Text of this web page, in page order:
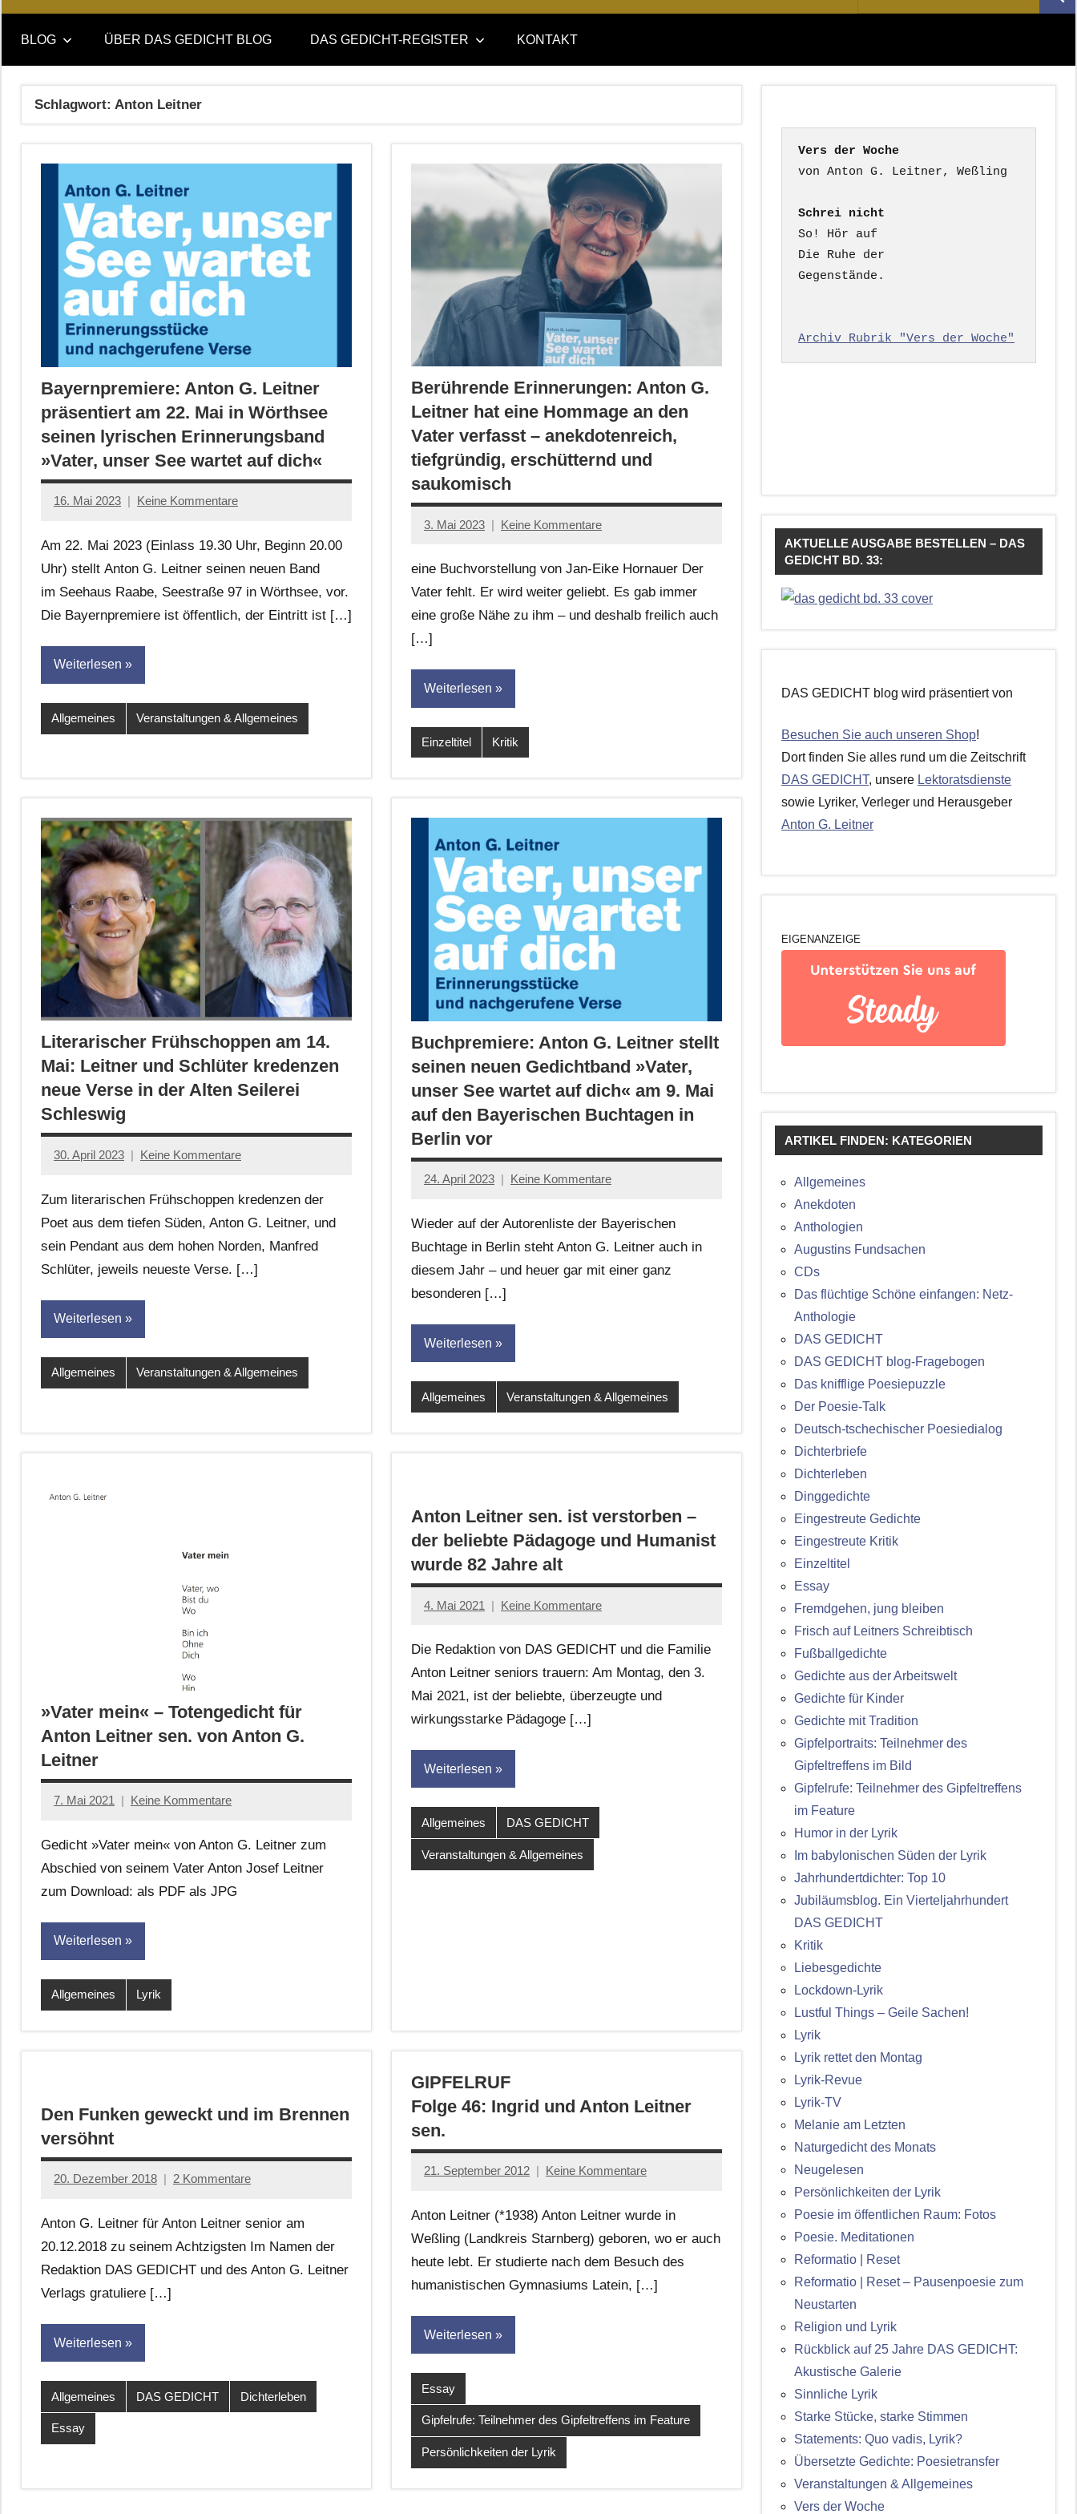
DAS
GEDICHT
blog
DAS
GEDICHT.
Zeitschrift
nach:
BLOG ÜBER DAS GEDICHT BLOG DAS GEDICHT-REGISTER KONTAKT
Schlagwort: Anton Leitner
Bayernpremiere: Anton G. Leitner
präsentiert am 22. Mai in Wörthsee
seinen lyrischen Erinnerungsband
»Vater, unser See wartet auf dich«
16. Mai 2023
Jan-
Hornauer
für
dasgedichtblog
Keine Kommentare
Am 22. Mai 2023 (Einlass 19.30 Uhr, Beginn 20.00
Uhr) stellt Anton G. Leitner seinen neuen Band
im Seehaus Raabe, Seestraße 97 in Wörthsee, vor.
Die Bayernpremiere ist öffentlich, der Eintritt ist […]
Weiterlesen
Allgemeines Veranstaltungen & Allgemeines
Berührende Erinnerungen: Anton G.
Leitner hat eine Hommage an den
Vater verfasst – anekdotenreich,
tiefgründig, erschütternd und
saukomisch
3. Mai 2023
Jan-
Hornauer
für
dasgedichtblog
Keine Kommentare
eine Buchvorstellung von Jan-Eike Hornauer Der
Vater fehlt. Er wird weiter geliebt. Es gab immer
eine große Nähe zu ihm – und deshalb freilich auch
[…]
Weiterlesen
Einzeltitel Kritik
Literarischer Frühschoppen am 14.
Mai: Leitner und Schlüter kredenzen
neue Verse in der Alten Seilerei
Schleswig
30. April 2023
Jan-
Hornauer
für
dasgedichtblog
Keine Kommentare
Zum literarischen Frühschoppen kredenzen der
Poet aus dem tiefen Süden, Anton G. Leitner, und
sein Pendant aus dem hohen Norden, Manfred
Schlüter, jeweils neueste Verse. […]
Weiterlesen
Allgemeines Veranstaltungen & Allgemeines
Buchpremiere: Anton G. Leitner stellt
seinen neuen Gedichtband »Vater,
unser See wartet auf dich« am 9. Mai
auf den Bayerischen Buchtagen in
Berlin vor
24. April 2023
Jan-
Hornauer
für
dasgedichtblog
Keine Kommentare
Wieder auf der Autorenliste der Bayerischen
Buchtage in Berlin steht Anton G. Leitner auch in
diesem Jahr – und heuer gar mit einer ganz
besonderen […]
Weiterlesen
Allgemeines Veranstaltungen & Allgemeines
»Vater mein« – Totengedicht für
Anton Leitner sen. von Anton G.
Leitner
7. Mai 2021
Jan-
Hornauer
für
dasgedichtblog
Keine Kommentare
Gedicht »Vater mein« von Anton G. Leitner zum
Abschied von seinem Vater Anton Josef Leitner
zum Download: als PDF als JPG
Weiterlesen
Allgemeines Lyrik
Anton Leitner sen. ist verstorben –
der beliebte Pädagoge und Humanist
wurde 82 Jahre alt
4. Mai 2021
Jan-
Hornauer
für
dasgedichtblog
Keine Kommentare
Die Redaktion von DAS GEDICHT und die Familie
Anton Leitner seniors trauern: Am Montag, den 3.
Mai 2021, ist der beliebte, überzeugte und
wirkungsstarke Pädagoge […]
Weiterlesen
Allgemeines DAS GEDICHT
Veranstaltungen & Allgemeines
Den Funken geweckt und im Brennen
versöhnt
20. Dezember 2018
Anton
Leitner
2 Kommentare
Anton G. Leitner für Anton Leitner senior am
20.12.2018 zu seinem Achtzigsten Im Namen der
Redaktion DAS GEDICHT und des Anton G. Leitner
Verlags gratuliere […]
Weiterlesen
Allgemeines DAS GEDICHT Dichterleben
Essay
GIPFELRUF
Folge 46: Ingrid und Anton Leitner
sen.
21. September 2012
Anton
Leitner
Keine Kommentare
Anton Leitner (*1938) Anton Leitner wurde in
Weßling (Landkreis Starnberg) geboren, wo er auch
heute lebt. Er studierte nach dem Besuch des
humanistischen Gymnasiums Latein, […]
Weiterlesen
Essay
Gipfelrufe: Teilnehmer des Gipfeltreffens im Feature
Persönlichkeiten der Lyrik
Vers der Woche
Schrei nicht
So! Hör auf
Die Ruhe der
Gegenstände.
Archiv Rubrik "Vers der Woche"
AKTUELLE AUSGABE BESTELLEN – DAS
GEDICHT BD. 33:
DAS GEDICHT blog wird präsentiert von
Besuchen Sie auch unseren Shop!
Dort finden Sie alles rund um die Zeitschrift
DAS GEDICHT, unsere Lektoratsdienste
sowie Lyriker, Verleger und Herausgeber
Anton G. Leitner
EIGENANZEIGE
ARTIKEL FINDEN: KATEGORIEN
Allgemeines
Anekdoten
Anthologien
Augustins Fundsachen
CDs
Das flüchtige Schöne einfangen: Netz-
Anthologie
DAS GEDICHT
DAS GEDICHT blog-Fragebogen
Das knifflige Poesiepuzzle
Der Poesie-Talk
Deutsch-tschechischer Poesiedialog
Dichterbriefe
Dichterleben
Dinggedichte
Eingestreute Gedichte
Eingestreute Kritik
Einzeltitel
Essay
Fremdgehen, jung bleiben
Frisch auf Leitners Schreibtisch
Fußballgedichte
Gedichte aus der Arbeitswelt
Gedichte für Kinder
Gedichte mit Tradition
Gipfelportraits: Teilnehmer des
Gipfeltreffens im Bild
Gipfelrufe: Teilnehmer des Gipfeltreffens
im Feature
Humor in der Lyrik
Im babylonischen Süden der Lyrik
Jahrhundertdichter: Top 10
Jubiläumsblog. Ein Vierteljahrhundert
DAS GEDICHT
Kritik
Liebesgedichte
Lockdown-Lyrik
Lustful Things – Geile Sachen!
Lyrik
Lyrik rettet den Montag
Lyrik-Revue
Lyrik-TV
Melanie am Letzten
Naturgedicht des Monats
Neugelesen
Persönlichkeiten der Lyrik
Poesie im öffentlichen Raum: Fotos
Poesie. Meditationen
Reformatio | Reset
Reformatio | Reset – Pausenpoesie zum
Neustarten
Religion und Lyrik
Rückblick auf 25 Jahre DAS GEDICHT:
Akustische Galerie
Sinnliche Lyrik
Starke Stücke, starke Stimmen
Statements: Quo vadis, Lyrik?
Übersetzte Gedichte: Poesietransfer
Veranstaltungen & Allgemeines
Vers der Woche